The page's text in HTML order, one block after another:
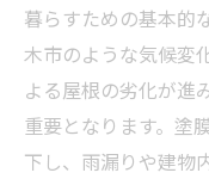
相談から
地元業者
費用を抑えて
屋根塗装
暮らすための基本的
木市のような気候変
よる屋根の劣化が進
重要となります。塗
下し、雨漏りや建物